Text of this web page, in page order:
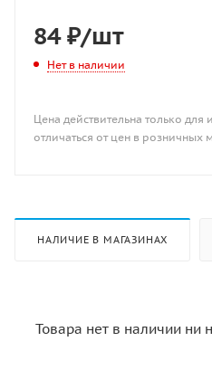
84₽/шт
Нет в наличии
Цена действительна только для
отличаться от цен в розничных
НАЛИЧИЕ В МАГАЗИНАХ
Товара нет в наличии ни